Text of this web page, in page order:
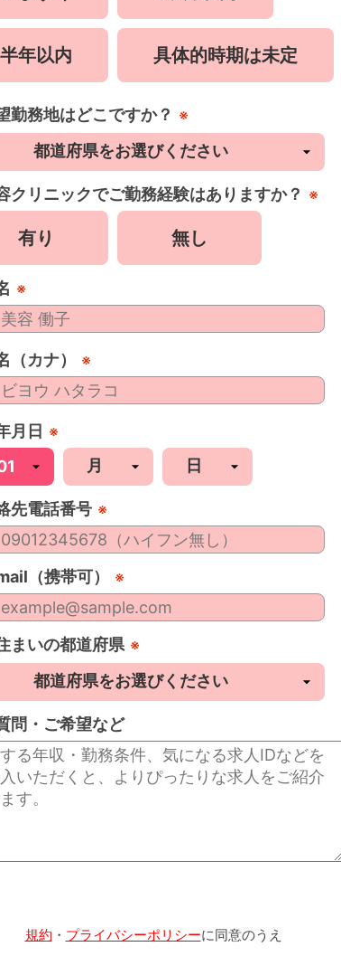
半年以内 具体的時期は未定
勤務地はどこですか？ ※
クリニックでご勤務経験はありますか？ ※
有り 無し
※
（カナ） ※
月日 ※
先電話番号 ※
（携帯可） ※
まいの都道府県 ※
問・ご希望など
規約 ・ プライバシーポリシーに同意のうえ